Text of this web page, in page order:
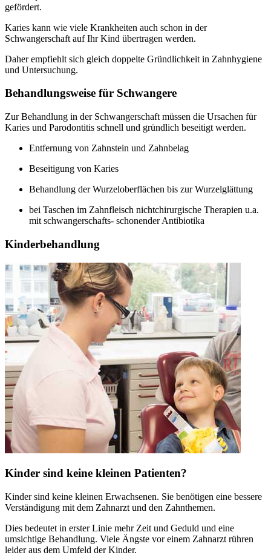
gefördert.
Karies kann wie viele Krankheiten auch schon in der
Schwangerschaft auf Ihr Kind übertragen werden.
Daher empfiehlt sich gleich doppelte Gründlichkeit in Zahnhygiene
und Untersuchung.
Behandlungsweise für Schwangere
Zur Behandlung in der Schwangerschaft müssen die Ursachen für
Karies und Parodontitis schnell und gründlich beseitigt werden.
Entfernung von Zahnstein und Zahnbelag
Beseitigung von Karies
Behandlung der Wurzeloberflächen bis zur Wurzelglättung
bei Taschen im Zahnfleisch nichtchirurgische Therapien u.a.
mit schwangerschafts- schonender Antibiotika
Kinderbehandlung
Kinder sind keine kleinen Patienten?
Kinder sind keine kleinen Erwachsenen. Sie benötigen eine bessere
Verständigung mit dem Zahnarzt und den Zahnthemen.
Dies bedeutet in erster Linie mehr Zeit und Geduld und eine
umsichtige Behandlung. Viele Ängste vor einem Zahnarzt rühren
leider aus dem Umfeld der Kinder.